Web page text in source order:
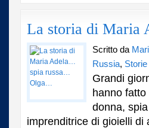
La storia di
Scritto da
Russia,
Grandi
hanno fatto
donna,
imprenditrice di gioielli di